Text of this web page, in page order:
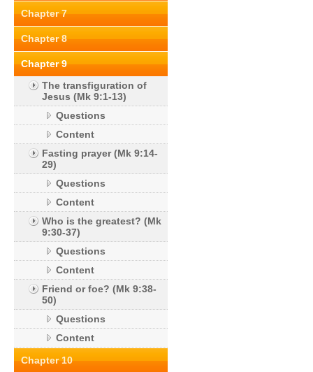
Chapter 7
Chapter 8
Chapter 9
The transfiguration of
Jesus (Mk 9:1-13)
Questions
Content
Fasting prayer (Mk 9:14-
29)
Questions
Content
Who is the greatest? (Mk
9:30-37)
Questions
Content
Friend or foe? (Mk 9:38-
50)
Questions
Content
Chapter 10